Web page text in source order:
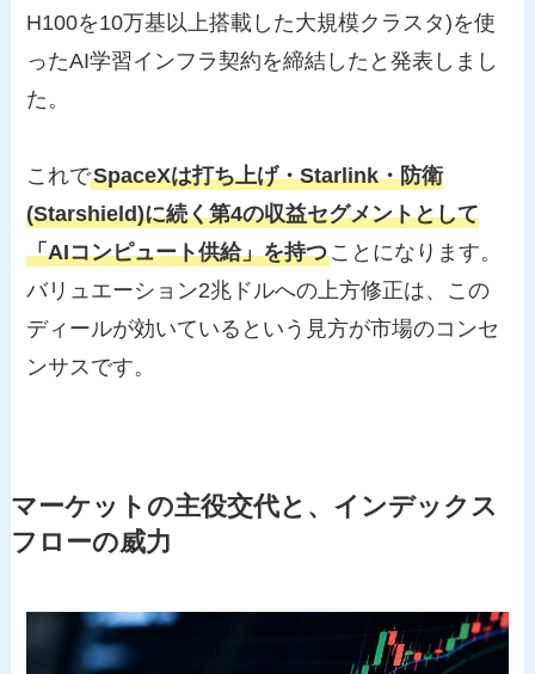
H100を10万基以上搭載した大規模クラスタ)を使
ったAI学習インフラ契約を締結したと発表しまし
た。
これでSpaceXは打ち上げ・Starlink・防衛
(Starshield)に続く第4の収益セグメントとして
「AIコンピュート供給」を持つことになります。
バリュエーション2兆ドルへの上方修正は、この
ディールが効いているという見方が市場のコンセ
ンサスです。
マーケットの主役交代と、インデックス
フローの威力